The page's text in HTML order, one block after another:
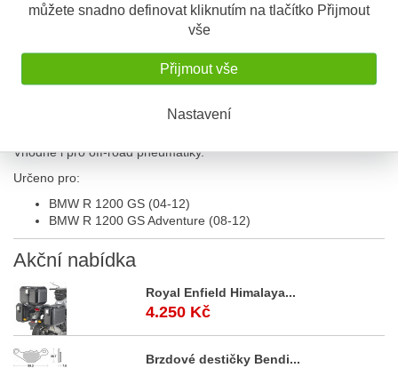
můžete snadno definovat kliknutím na tlačítko Přijmout
vše
Přijmout vše
Nastavení
Instalací zadního blatníčku nejen vylepšíte vzhled Vašeho
motocyklu, ale je to i praktický díl - ochráníte tlumič pérování před
nečistotami odlétavajícími od zadního kola, tím prodloužíte jeho
je vyrobené z nerezové oceli. Spojovací materiál je součástí
Vhodné i pro off-road pneumatiky.
Určeno pro:
BMW R 1200 GS (04-12)
BMW R 1200 GS Adventure (08-12)
Akční nabídka
Royal Enfield Himalaya...
4.250 Kč
Brzdové destičky Bendi...